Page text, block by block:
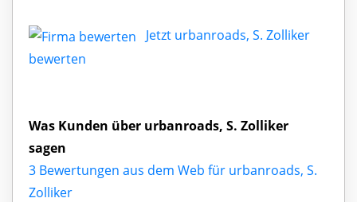
Jetzt urbanroads, S. Zolliker
bewerten
Was Kunden über urbanroads, S. Zolliker
sagen
3 Bewertungen aus dem Web für urbanroads, S.
Zolliker